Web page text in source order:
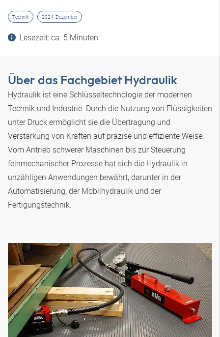
Technik 2024_Dezember
Lesezeit: ca. 5 Minuten
Über das Fachgebiet Hydraulik
Hydraulik ist eine Schlüsseltechnologie der modernen
Technik und Industrie. Durch die Nutzung von Flüssigkeiten
unter Druck ermöglicht sie die Übertragung und
Verstärkung von Kräften auf präzise und effiziente Weise.
Vom Antrieb schwerer Maschinen bis zur Steuerung
feinmechanischer Prozesse hat sich die Hydraulik in
unzähligen Anwendungen bewährt, darunter in der
Automatisierung, der Mobilhydraulik und der
Fertigungstechnik.